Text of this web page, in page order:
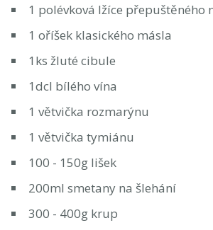
1 polévková lžíce přepuštěného
1 oříšek klasického másla
1ks žluté cibule
1dcl bílého vína
1 větvička rozmarýnu
1 větvička tymiánu
100 - 150g lišek
200ml smetany na šlehání
300 - 400g krup